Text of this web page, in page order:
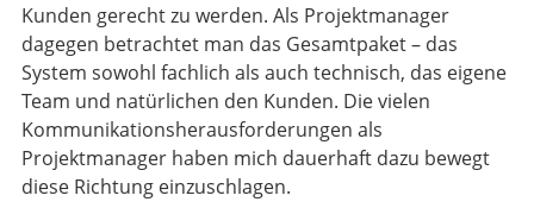
Kunden gerecht zu werden. Als Projektmanager
dagegen betrachtet man das Gesamtpaket – das
System sowohl fachlich als auch technisch, das eigene
Team und natürlichen den Kunden. Die vielen
Kommunikationsherausforderungen als
Projektmanager haben mich dauerhaft dazu bewegt
diese Richtung einzuschlagen.